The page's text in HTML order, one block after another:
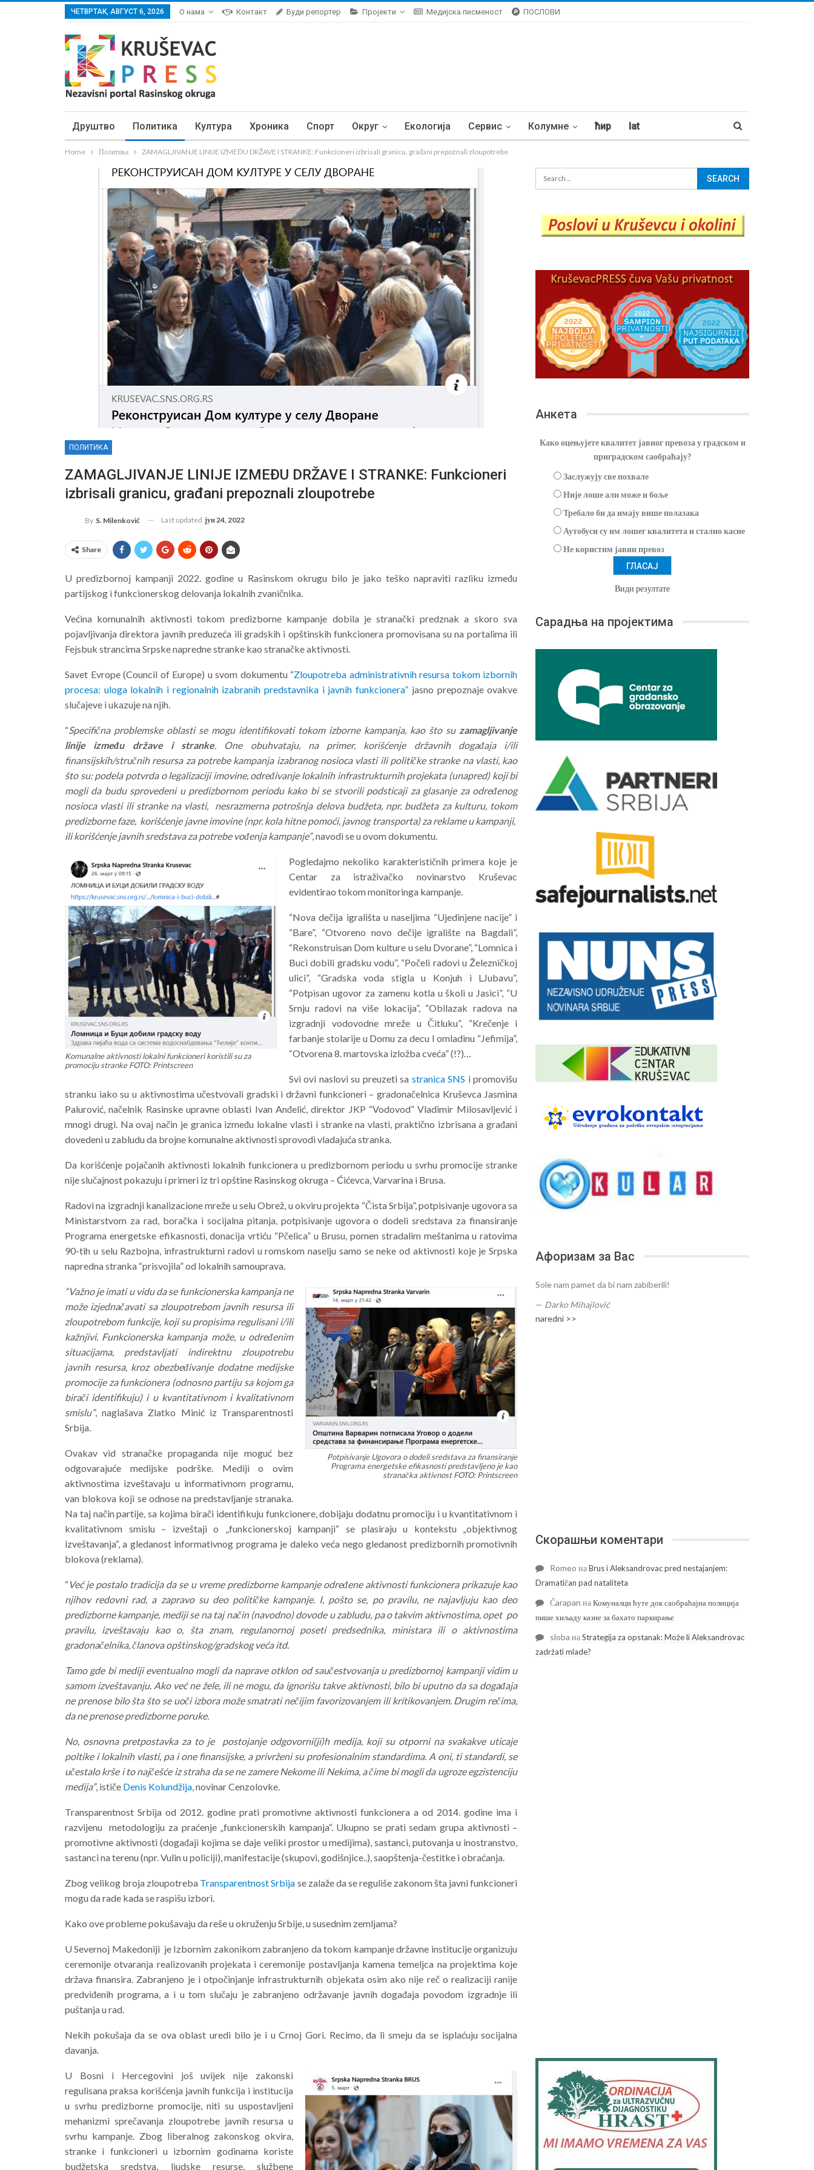
ЧЕТВРТАК, АВГУСТ 6, 2026 О нама Контакт Буди репортер Пројекти Медијска писменост ПОСЛОВИ
Друштво Политика Култура Хроника Спорт Округ Екологија Сервис Колумне ћир lat
Home Политика ZAMAGLJIVANJE LINIJE IZMEĐU DRŽAVE I STRANKE: Funkcioneri izbrisali granicu, građani prepoznali zloupotrebe
ПОЛИТИКА
ZAMAGLJIVANJE LINIJE IZMEĐU DRŽAVE I STRANKE: Funkcioneri
izbrisali granicu, građani prepoznali zloupotrebe
By S. Milenković Last updated јун 24, 2022
Share
U predizbornoj kampanji 2022. godine u Rasinskom okrugu bilo je jako teško napraviti razliku između
partijskog i funkcionerskog delovanja lokalnih zvaničnika.
Većina komunalnih aktivnosti tokom predizborne kampanje dobila je stranački predznak a skoro sva
pojavljivanja direktora javnih preduzeća ili gradskih i opštinskih funkcionera promovisana su na portalima ili
Fejsbuk strancima Srpske napredne stranke kao stranačke aktivnosti.
Savet Evrope (Council of Europe) u svom dokumentu “Zloupotreba administrativnih resursa tokom izbornih
procesa: uloga lokalnih i regionalnih izabranih predstavnika i javnih funkcionera” jasno prepoznaje ovakve
slučajeve i ukazuje na njih.
“Specifična problemske oblasti se mogu identifikovati tokom izborne kampanja, kao što su zamagljivanje
linije između države i stranke. One obuhvataju, na primer, korišćenje državnih događaja i/ili
finansijskih/stručnih resursa za potrebe kampanja izabranog nosioca vlasti ili političke stranke na vlasti, kao
što su: podela potvrda o legalizaciji imovine, određivanje lokalnih infrastrukturnih projekata (unapred) koji bi
mogli da budu sprovedeni u predizbornom periodu kako bi se stvorili podsticaji za glasanje za određenog
nosioca vlasti ili stranke na vlasti, nesrazmerna potrošnja delova budžeta, npr. budžeta za kulturu, tokom
predizborne faze, korišćenje javne imovine (npr. kola hitne pomoći, javnog transporta) za reklame u kampanji,
ili korišćenje javnih sredstava za potrebe vođenja kampanje”, navodi se u ovom dokumentu.
Komunalne aktivnosti lokalni funkcioneri koristili su za
promociju stranke FOTO: Printscreen
Pogledajmo nekoliko karakterističnih primera koje je
Centar za istraživačko novinarstvo Kruševac
evidentirao tokom monitoringa kampanje.
“Nova dečija igrališta u naseljima “Ujedinjene nacije” i
“Bare”, “Otvoreno novo dečije igralište na Bagdali”,
“Rekonstruisan Dom kulture u selu Dvorane”, “Lomnica i
Buci dobili gradsku vodu”, “Počeli radovi u Železničkoj
ulici”, “Gradska voda stigla u Konjuh i LJubavu”,
“Potpisan ugovor za zamenu kotla u školi u Jasici”, “U
Srnju radovi na više lokacija”, “Obilazak radova na
izgradnji vodovodne mreže u Čitluku”, “Krečenje i
farbanje stolarije u Domu za decu I omladinu “Jefimija”,
“Otvorena 8. martovska izložba cveća” (!?)…
Svi ovi naslovi su preuzeti sa stranica SNS i promovišu
stranku iako su u aktivnostima učestvovali gradski i državni funkcioneri – gradonačelnica Kruševca Jasmina
Palurović, načelnik Rasinske upravne oblasti Ivan Anđelić, direktor JKP “Vodovod” Vladimir Milosavljević i
mnogi drugi. Na ovaj način je granica između lokalne vlasti i stranke na vlasti, praktično izbrisana a građani
dovedeni u zabludu da brojne komunalne aktivnosti sprovodi vladajuća stranka.
Da korišćenje pojačanih aktivnosti lokalnih funkcionera u predizbornom periodu u svrhu promocije stranke
nije slučajnost pokazuju i primeri iz tri opštine Rasinskog okruga – Ćićevca, Varvarina i Brusa.
Radovi na izgradnji kanalizacione mreže u selu Obrež, u okviru projekta “Čista Srbija”, potpisivanje ugovora sa
Ministarstvom za rad, boračka i socijalna pitanja, potpisivanje ugovora o dodeli sredstava za finansiranje
Programa energetske efikasnosti, donacija vrtiću “Pčelica” u Brusu, pomen stradalim meštanima u ratovima
90-tih u selu Razbojna, infrastrukturni radovi u romskom naselju samo se neke od aktivnosti koje je Srpska
napredna stranka “prisvojila” od lokalnih samouprava.
Potpisivanje Ugovora o dodeli sredstava za finansiranje
Programa energetske efikasnosti predstavljeno je kao
stranačka aktivnost FOTO: Printscreen
“Važno je imati u vidu da se funkcionerska kampanja ne
može izjednačavati sa zloupotrebom javnih resursa ili
zloupotrebom funkcije, koji su propisima regulisani i/ili
kažnjivi. Funkcionerska kampanja može, u određenim
situacijama, predstavljati indirektnu zloupotrebu
javnih resursa, kroz obezbeđivanje dodatne medijske
promocije za funkcionera (odnosno partiju sa kojom ga
birači identifikuju) i u kvantitativnom i kvalitativnom
smislu”, naglašava Zlatko Minić iz Transparentnosti
Srbija.
Ovakav vid stranačke propaganda nije moguć bez
odgovarajuće medijske podrške. Mediji o ovim
aktivnostima izveštavaju u informativnom programu,
van blokova koji se odnose na predstavljanje stranaka.
Na taj način partije, sa kojima birači identifikuju funkcionere, dobijaju dodatnu promociju i u kvantitativnom i
kvalitativnom smislu – izveštaji o „funkcionerskoj kampanji“ se plasiraju u kontekstu „objektivnog
izveštavanja“, a gledanost informativnog programa je daleko veća nego gledanost predizbornih promotivnih
blokova (reklama).
“Već je postalo tradicija da se u vreme predizborne kampanje određene aktivnosti funkcionera prikazuje kao
njihov redovni rad, a zapravo su deo političke kampanje. I, pošto se, po pravilu, ne najavljuju kao deo
predizborne kampanje, mediji se na taj način (navodno) dovode u zabludu, pa o takvim aktivnostima, opet po
pravilu, izveštavaju kao o, šta znam, regulanornoj poseti predsednika, ministara ili o aktivnostima
gradonačelnika, članova opštinskog/gradskog veća itd.
Tamo gde bi mediji eventualno mogli da naprave otklon od saučestvovanja u predizbornoj kampanji vidim u
samom izveštavanju. Ako već ne žele, ili ne mogu, da ignorišu takve aktivnosti, bilo bi uputno da sa događaja
ne prenose bilo šta što se uoči izbora može smatrati nečijim favorizovanjem ili kritikovanjem. Drugim rečima,
da ne prenose predizborne poruke.
No, osnovna pretpostavka za to je postojanje odgovorni(ji)h medija, koji su otporni na svakakve uticaje
poltike i lokalnih vlasti, pa i one finansijske, a privrženi su profesionalnim standardima. A oni, ti standardi, se
učestalo krše i to najčešće iz straha da se ne zamere Nekome ili Nekima, a čime bi mogli da ugroze egzistenciju
medija”, ističe Denis Kolundžija, novinar Cenzolovke.
Transparentnost Srbija od 2012. godine prati promotivne aktivnosti funkcionera a od 2014. godine ima i
razvijenu metodologiju za praćenje „funkcionerskih kampanja“. Ukupno se prati sedam grupa aktivnosti –
promotivne aktivnosti (događaji kojima se daje veliki prostor u medijima), sastanci, putovanja u inostranstvo,
sastanci na terenu (npr. Vulin u policiji), manifestacije (skupovi, godišnjice..), saopštenja-čestitke i obraćanja.
Zbog velikog broja zloupotreba Transparentnost Srbija se zalaže da se reguliše zakonom šta javni funkcioneri
mogu da rade kada se raspišu izbori.
Kako ove probleme pokušavaju da reše u okruženju Srbije, u susednim zemljama?
U Severnoj Makedoniji je Izbornim zakonikom zabranjeno da tokom kampanje državne institucije organizuju
ceremonije otvaranja realizovanih projekata i ceremonije postavljanja kamena temeljca na projektima koje
država finansira. Zabranjeno je i otpočinjanje infrastrukturnih objekata osim ako nije reč o realizaciji ranije
predviđenih programa, a i u tom slučaju je zabranjeno održavanje javnih događaja povodom izgradnje ili
puštanja u rad.
Nekih pokušaja da se ova oblast uredi bilo je i u Crnoj Gori. Recimo, da li smeju da se isplaćuju socijalna
davanja.
U Bosni i Hercegovini još uvijek nije zakonski
regulisana praksa korišćenja javnih funkcija i institucija
u svrhu predizborne promocije, niti su uspostavljeni
mehanizmi sprečavanja zloupotrebe javnih resursa u
svrhu kampanje. Zbog liberalnog zakonskog okvira,
stranke i funkcioneri u izbornim godinama koriste
budžetska sredstva, ljudske resurse, službene
Анкета
Како оцењујете квалитет јавног превоза у градском и
приградском саобраћају?
Заслужују све похвале
Није лоше али може и боље
Требало би да имају више полазака
Аутобуси су им лошег квалитета и стално касне
Не користим јавни превоз
Види резултате
Сарадња на пројектима
Афоризам за Вас
Sole nam pamet da bi nam zabiberili!
— Darko Mihajlović
naredni >>
Скорашњи коментари
Romeo наBrus i Aleksandrovac pred nestajanjem:
Dramatičan pad nataliteta
Čarapan наКомуналци ћуте док саобраћајна полиција
пише хиљаду казне за бахато паркирање
sloba наStrategija za opstanak: Može li Aleksandrovac
zadržati mlade?